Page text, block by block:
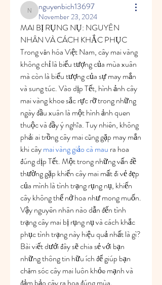
nguyenbich13697
nguyenbich13697
November 23, 2024
MAI BỊ RỤNG NỤ: NGUYÊN
NHÂN VÀ CÁCH KHẮC PHỤC
Trong văn hóa Việt Nam, cây mai vàng
không chỉ là biểu tượng của mùa xuân
mà còn là biểu tượng của sự may mắn
và sung túc. Vào dịp Tết, hình ảnh cây
mai vàng khoe sắc rực rỡ trong những
ngày đầu xuân là một hình ảnh quen
thuộc và đầy ý nghĩa. Tuy nhiên, không
phải ai trồng cây mai cũng gặp may mắn
khi cây mai vàng giảo cà mau ra hoa
đúng dịp Tết. Một trong những vấn đề
thường gặp khiến cây mai mất đi vẻ đẹp
của mình là tình trạng rụng nụ, khiến
cây không thể nở hoa như mong muốn.
Vậy nguyên nhân nào dẫn đến tình
trạng cây mai bị rụng nụ và cách khắc
phục tình trạng này hiệu quả nhất là gì?
Bài viết dưới đây sẽ chia sẻ với bạn
những thông tin hữu ích để giúp bạn
chăm sóc cây mai luôn khỏe mạnh và